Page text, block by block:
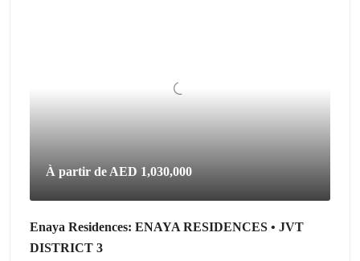
À partir de AED 1,030,000
Enaya Residences: ENAYA RESIDENCES • JVT
DISTRICT 3